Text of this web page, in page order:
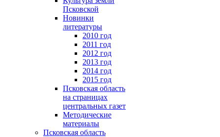
Псковской
Новинки
литературы
2010 год
2011 год
2012 год
2013 год
2014 год
2015 год
Псковская область
на страницах
центральных газет
Методические
материалы
Псковская область